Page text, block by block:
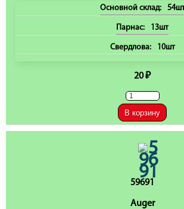
Основной склад:
Парнас: 13шт
Свердлова: 10шт
20 ₽
В корзину
59691
Auger